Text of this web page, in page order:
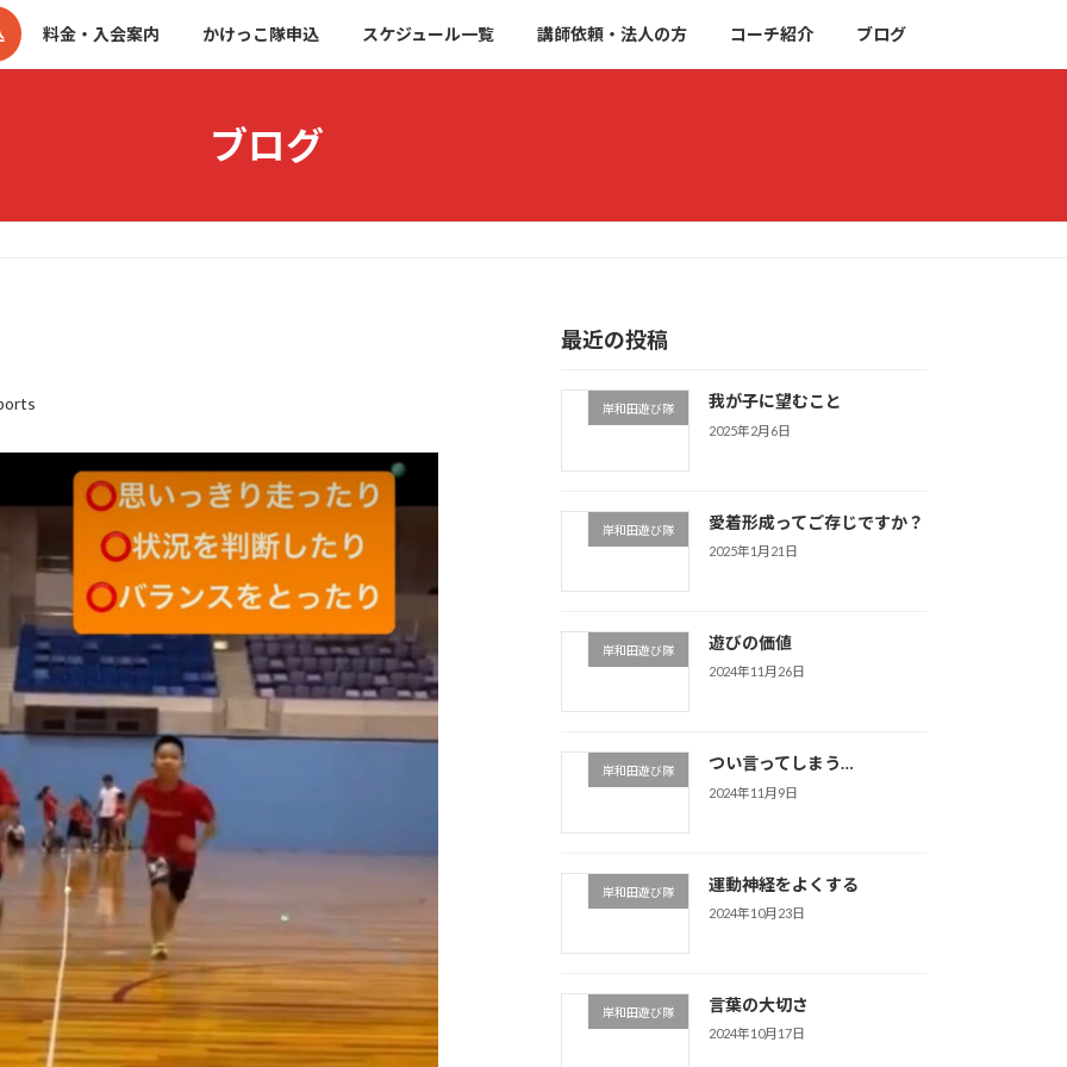
料金・入会案内 かけっこ隊申込 スケジュール一覧 講師依頼・法人の方 コーチ紹介 ブログ
ブログ
最近の投稿
岸和田遊び隊 我が子に望むこと
2025年2月6日
岸和田遊び隊 愛着形成ってご存じですか？
2025年1月21日
岸和田遊び隊 遊びの価値
2024年11月26日
岸和田遊び隊 つい言ってしまう…
2024年11月9日
岸和田遊び隊 運動神経をよくする
2024年10月23日
岸和田遊び隊 言葉の大切さ
2024年10月17日